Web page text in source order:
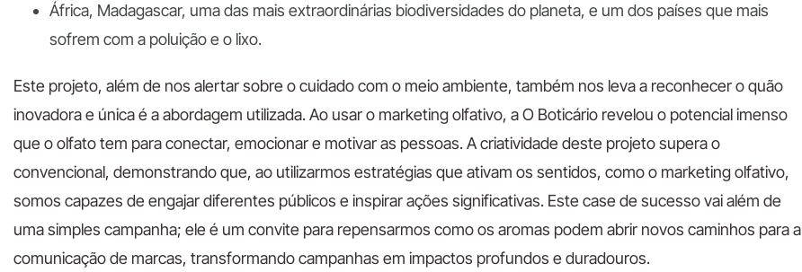
África, Madagascar, uma das mais extraordinárias biodiversidades do planeta, e um dos países que mais
sofrem com a poluição e o lixo.
Este projeto, além de nos alertar sobre o cuidado com o meio ambiente, também nos leva a reconhecer o quão
inovadora e única é a abordagem utilizada. Ao usar o marketing olfativo, a O Boticário revelou o potencial imenso
que o olfato tem para conectar, emocionar e motivar as pessoas. A criatividade deste projeto supera o
convencional, demonstrando que, ao utilizarmos estratégias que ativam os sentidos, como o marketing olfativo,
somos capazes de engajar diferentes públicos e inspirar ações significativas. Este case de sucesso vai além de
uma simples campanha; ele é um convite para repensarmos como os aromas podem abrir novos caminhos para a
comunicação de marcas, transformando campanhas em impactos profundos e duradouros.